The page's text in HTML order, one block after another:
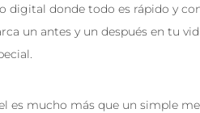
digital donde todo es rápido y
un antes y un después en tu
es mucho más que un simple